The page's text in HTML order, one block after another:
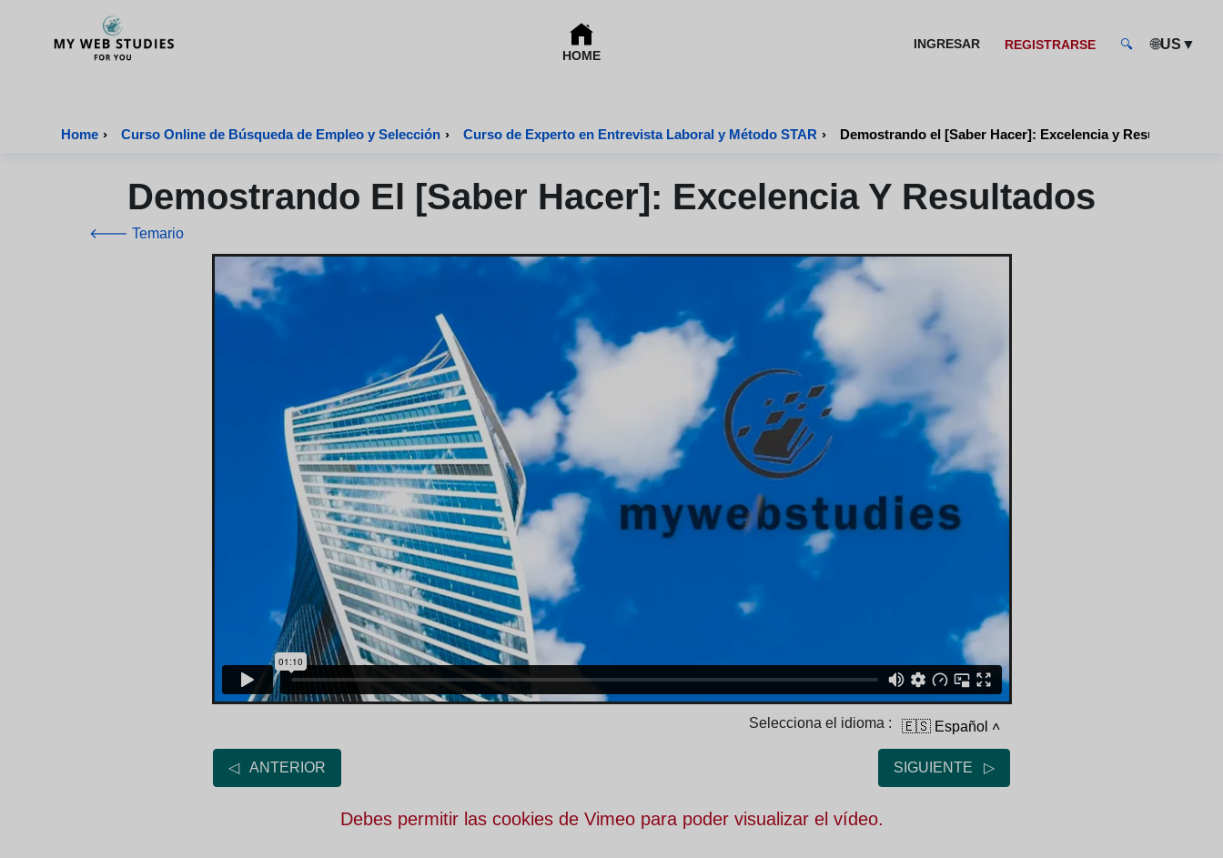
HOME
INGRESAR REGISTRARSE 🔍 🌐US ▼
Home › Curso Online de Búsqueda de Empleo y Selección › Curso de Experto en Entrevista Laboral y Método STAR › Demostrando el [Saber Hacer]: Excelencia y Resultados
Demostrando El [Saber Hacer]: Excelencia Y Resultados
🡐 Temario
Selecciona el idioma : 🇪🇸 Español ˄
◁ ANTERIOR SIGUIENTE ▷
Debes permitir las cookies de Vimeo para poder visualizar el vídeo.